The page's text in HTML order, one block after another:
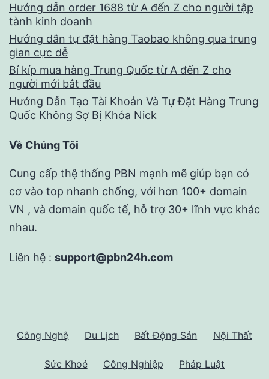
Hướng dẫn order 1688 từ A đến Z cho người tập
tành kinh doanh
Hướng dẫn tự đặt hàng Taobao không qua trung
gian cực dễ
Bí kíp mua hàng Trung Quốc từ A đến Z cho
người mới bắt đầu
Hướng Dẫn Tạo Tài Khoản Và Tự Đặt Hàng Trung
Quốc Không Sợ Bị Khóa Nick
Về Chúng Tôi
Cung cấp thệ thống PBN mạnh mẽ giúp bạn có
cơ vào top nhanh chống, với hơn 100+ domain
VN , và domain quốc tế, hỗ trợ 30+ lĩnh vực khác
nhau.
Liên hệ : support@pbn24h.com
Công Nghệ Du Lịch Bất Động Sản Nội Thất
Sức Khoẻ Công Nghiệp Pháp Luật